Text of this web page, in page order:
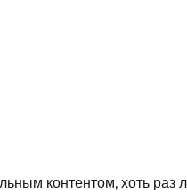
контентом, хоть